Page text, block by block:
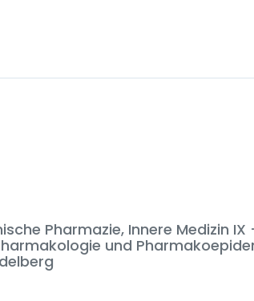
Pharmazie, Innere Medizin IX
und